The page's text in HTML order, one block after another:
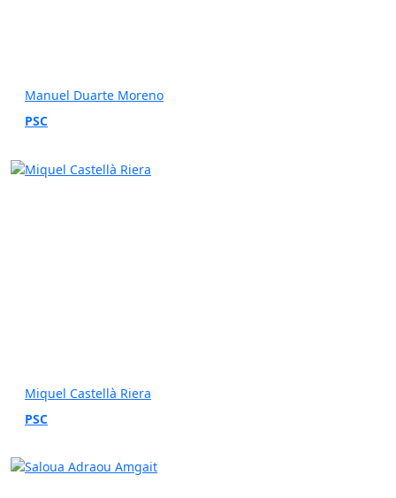
Manuel Duarte Moreno
PSC
Miquel Castellà Riera
PSC